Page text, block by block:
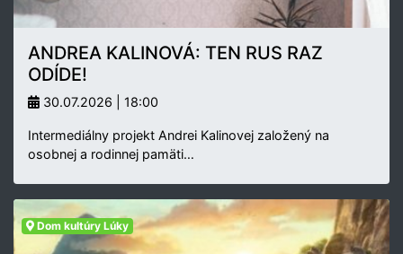
ANDREA KALINOVÁ: TEN RUS RAZ
ODÍDE!
30.07.2026 | 18:00
Intermediálny projekt Andrei Kalinovej založený na
osobnej a rodinnej pamäti…
Dom kultúry Lúky